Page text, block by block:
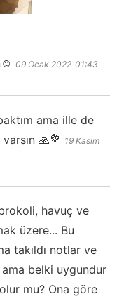
09 Ocak 2022 01:43
ama ille de
🙏💐 19 Kasım
havuç ve
üzere... Bu
takıldı notlar ve
belki uygundur
mu? Ona göre